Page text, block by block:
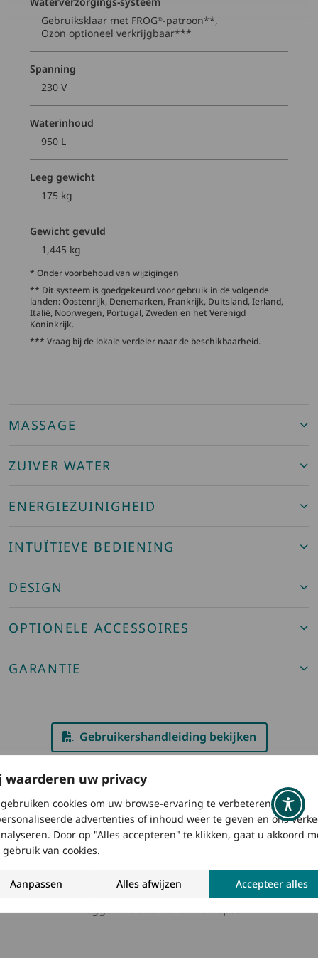
waarderen uw privacy
cookies om uw browse-ervaring te verbeteren,
advertenties of inhoud weer te geven en ons
Door op "Alles accepteren" te klikken, gaat u akkoord
gebruik van cookies.
Aanpassen Alles afwijzen Accepteer alles
Gebruiksklaar met FROG®-patroon**,
Ozon optioneel verkrijgbaar***
Spanning
230 V
Waterinhoud
950 L
Leeg gewicht
175 kg
Gewicht gevuld
1,445 kg
* Onder voorbehoud van wijzigingen
** Dit systeem is goedgekeurd voor gebruik in de volgende
landen: Oostenrijk, Denemarken, Frankrijk, Duitsland, Ierland,
Italië, Noorwegen, Portugal, Zweden en het Verenigd
Koninkrijk.
*** Vraag bij de lokale verdeler naar de beschikbaarheid.
MASSAGE
ZUIVER WATER
ENERGIEZUINIGHEID
INTUÏTIEVE BEDIENING
DESIGN
OPTIONELE ACCESSOIRES
GARANTIE
Gebruikershandleiding bekijken
Beoordelingen van de Excursion
Kijk wat echte eigenaars van een Hot Spring-spa te